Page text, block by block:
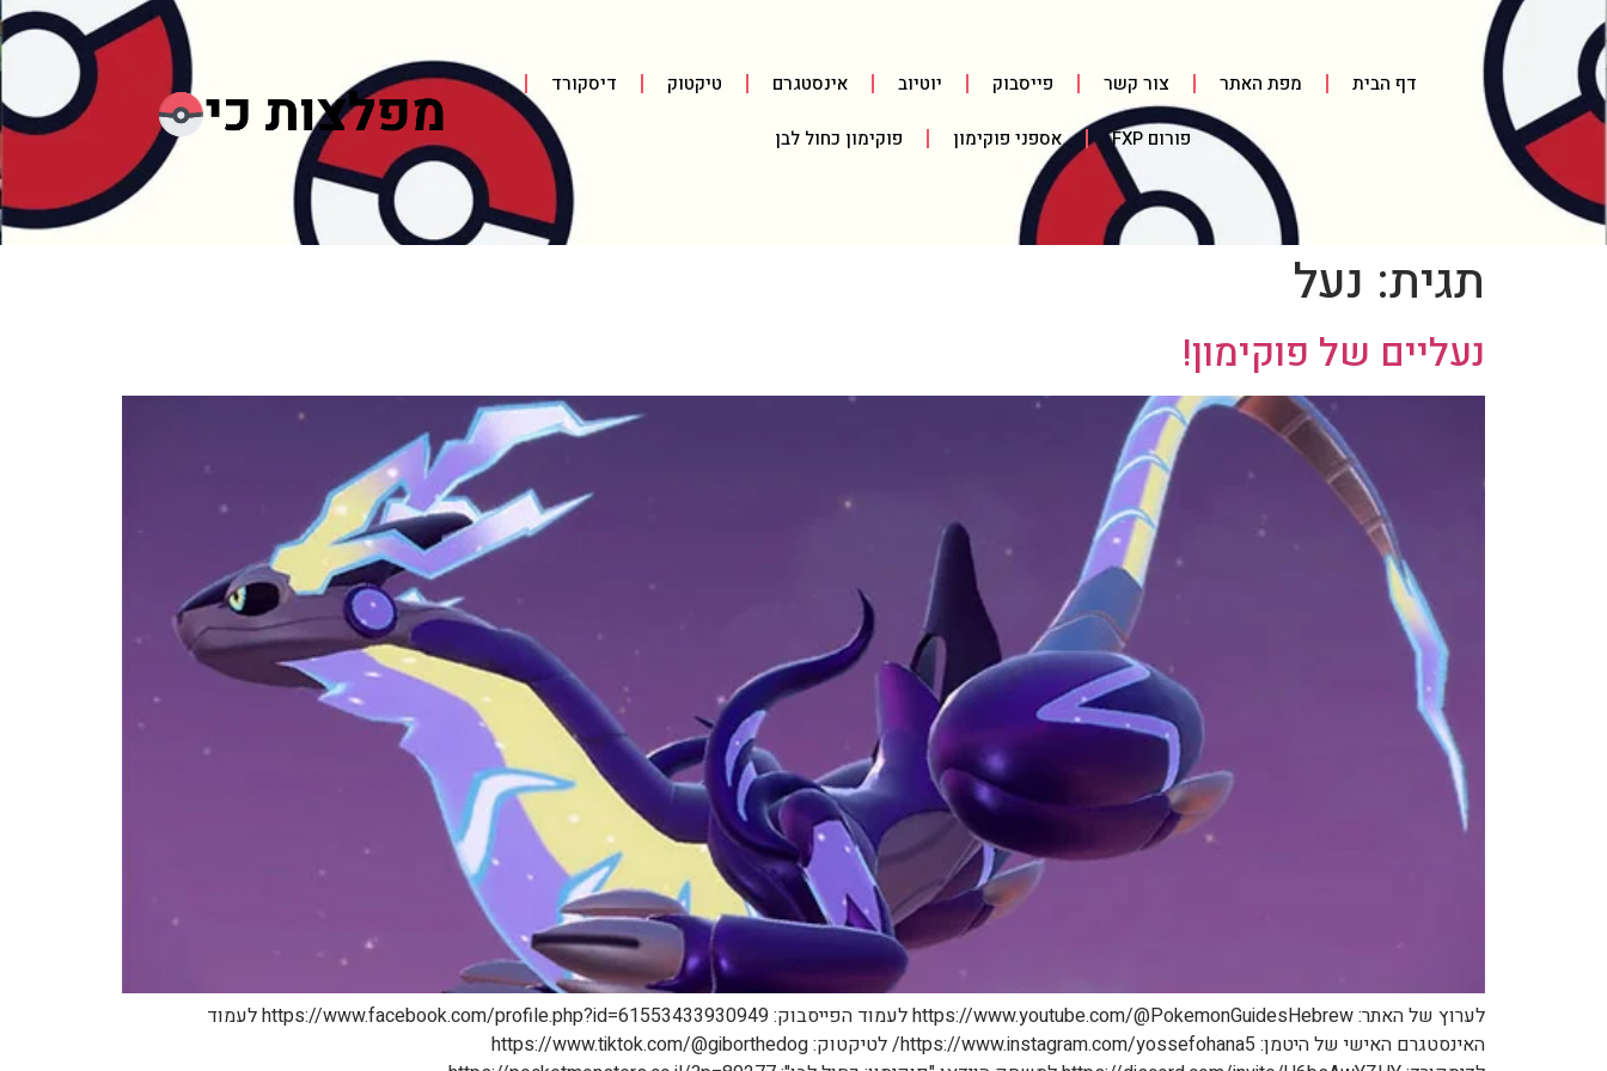
דף הבית מפת האתר צור קשר פייסבוק יוטיוב אינסטגרם טיקטוק דיסקורד
פורום FXP אספני פוקימון פוקימון כחול לבן
תגית: נעל
נעליים של פוקימון!
לערוץ של האתר: https://www.youtube.com/@PokemonGuidesHebrew לעמוד הפייסבוק: https://www.facebook.com/profile.php?id=61553433930949 לעמוד
האינסטגרם האישי של היטמן: https://www.instagram.com/yossefohana5/ לטיקטוק: https://www.tiktok.com/@giborthedog